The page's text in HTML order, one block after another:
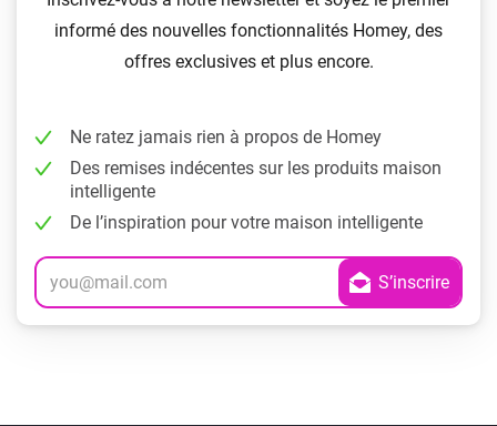
informé des nouvelles fonctionnalités Homey, des
offres exclusives et plus encore.
Ne ratez jamais rien à propos de Homey
Des remises indécentes sur les produits maison
intelligente
De l’inspiration pour votre maison intelligente